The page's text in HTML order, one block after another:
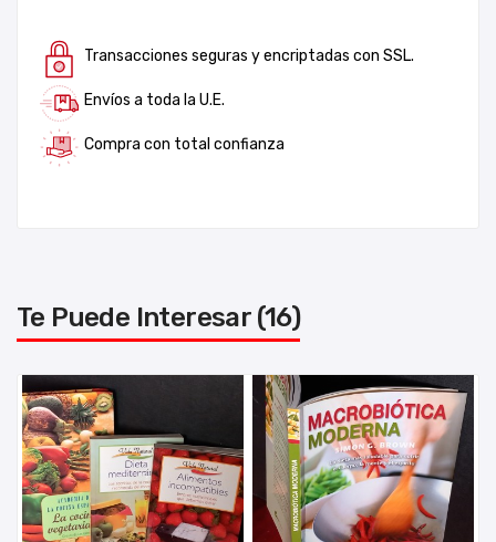
Transacciones seguras y encriptadas con SSL.
Envíos a toda la U.E.
Compra con total confianza
Te Puede Interesar (16)